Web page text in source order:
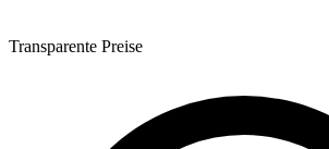
Transparente Preise